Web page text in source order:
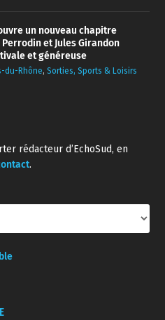
un nouveau chapitre
et Jules Girandon
et généreuse
du-Rhône,Sorties, Sports & Loisirs
rédacteur d’EchoSud, en
.